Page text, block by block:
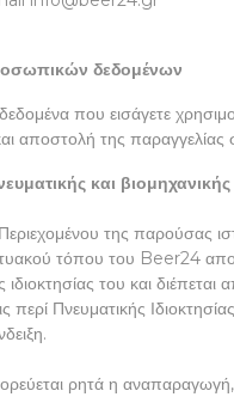
δεδομένων
που εισάγετε
αποστολή της παραγγελίας
και βιομηχανικής
της παρούσας
τόπου του Beer24
του και διέπεται
περί Πνευματικής
ρητά η